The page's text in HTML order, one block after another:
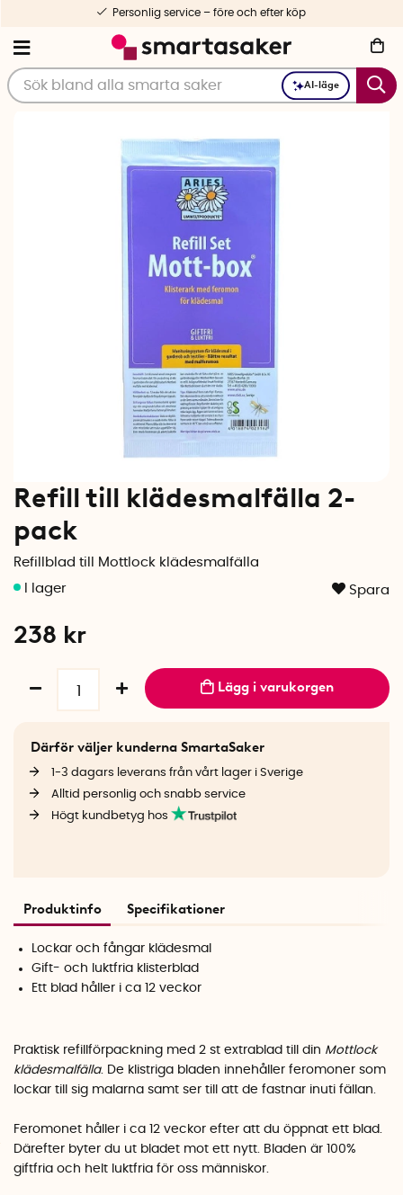
AI-läge
Personlig service – före och efter köp
Refill till klädesmalfälla 2-
pack
Refillblad till Mottlock klädesmalfälla
Spara
238 kr
Lägg i varukorgen
Därför väljer kunderna SmartaSaker
1-3 dagars leverans från vårt lager i Sverige
Alltid personlig och snabb service
Högt kundbetyg hos
Produktinfo Specifikationer
Lockar och fångar klädesmal
Gift- och luktfria klisterblad
Ett blad håller i ca 12 veckor
Praktisk refillförpackning med 2 st extrablad till din Mottlock
klädesmalfälla. De klistriga bladen innehåller feromoner som
lockar till sig malarna samt ser till att de fastnar inuti fällan.
Feromonet håller i ca 12 veckor efter att du öppnat ett blad.
Därefter byter du ut bladet mot ett nytt. Bladen är 100%
giftfria och helt luktfria för oss människor.